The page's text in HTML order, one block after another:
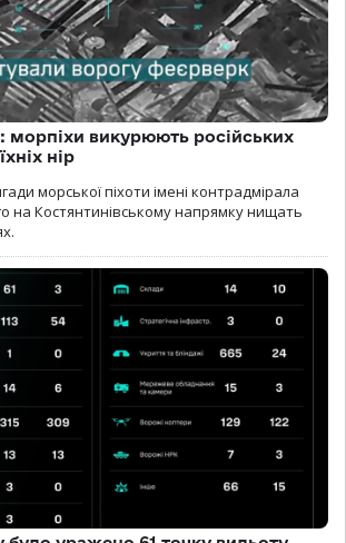
морпіхи викурюють російських
нір
морської піхоти імені контрадмірала
на Костянтинівському напрямку нищать